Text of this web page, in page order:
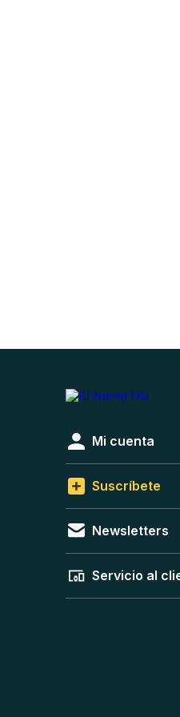
Mi cuenta
Suscríbete
Newsletters
Servicio al